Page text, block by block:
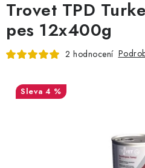
KOČKY
KONĚ
PRO CHOVATELE
KRÁLÍCI/HLODAVCI/PTÁCI
Trovet TPD
pes 12x400g
2 hodnocení
4 %